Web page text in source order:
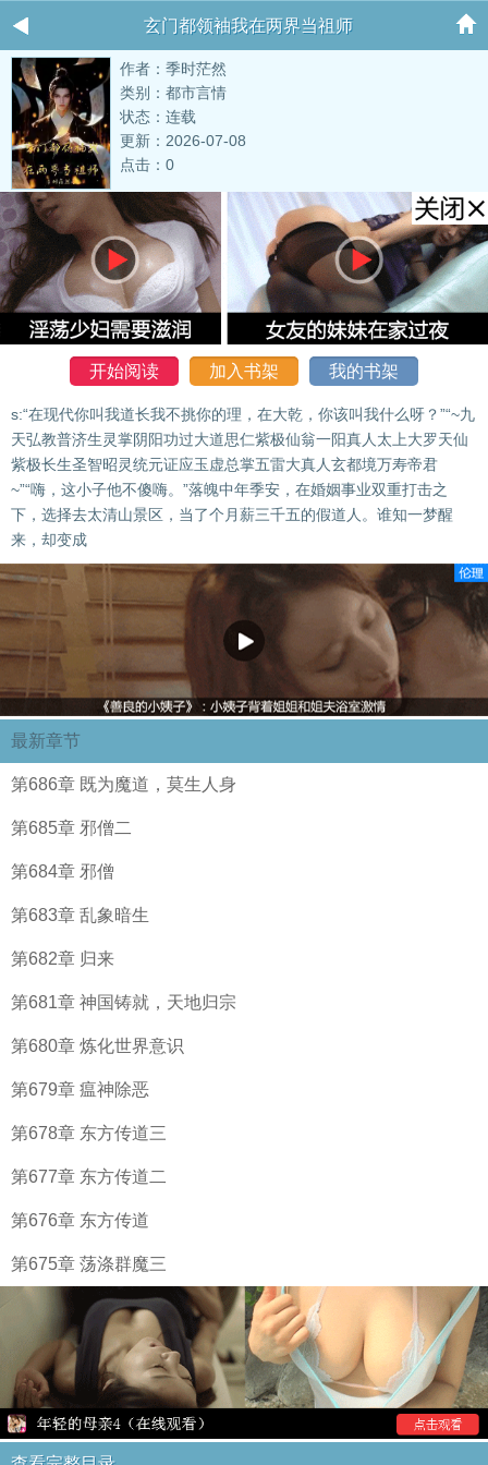
玄门都领袖我在两界当祖师
作者：季时茫然
类别：都市言情
状态：连载
更新：2026-07-08
点击：0
开始阅读 加入书架 我的书架
s:“在现代你叫我道长我不挑你的理，在大乾，你该叫我什么呀？”“~九
天弘教普济生灵掌阴阳功过大道思仁紫极仙翁一阳真人太上大罗天仙
紫极长生圣智昭灵统元证应玉虚总掌五雷大真人玄都境万寿帝君
~”“嗨，这小子他不傻嗨。”落魄中年季安，在婚姻事业双重打击之
下，选择去太清山景区，当了个月薪三千五的假道人。谁知一梦醒
来，却变成
最新章节
第686章 既为魔道，莫生人身
第685章 邪僧二
第684章 邪僧
第683章 乱象暗生
第682章 归来
第681章 神国铸就，天地归宗
第680章 炼化世界意识
第679章 瘟神除恶
第678章 东方传道三
第677章 东方传道二
第676章 东方传道
第675章 荡涤群魔三